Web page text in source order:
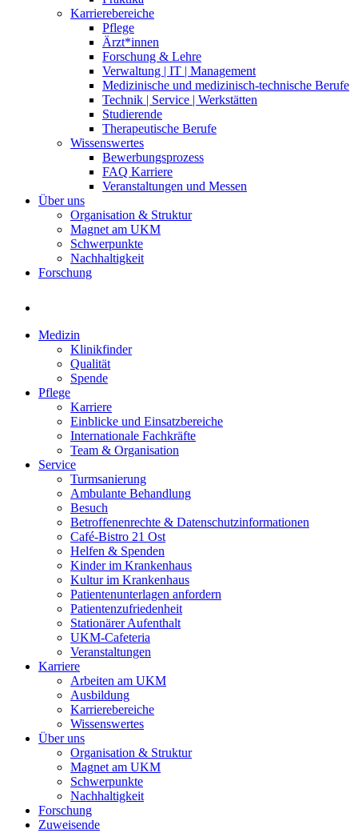
Karrierebereiche
Pflege
Ärzt*innen
Forschung & Lehre
Verwaltung | IT | Management
Medizinische und medizinisch-technische Berufe
Technik | Service | Werkstätten
Studierende
Therapeutische Berufe
Wissenswertes
Bewerbungsprozess
FAQ Karriere
Veranstaltungen und Messen
Über uns
Organisation & Struktur
Magnet am UKM
Schwerpunkte
Nachhaltigkeit
Forschung
Medizin
Klinikfinder
Qualität
Spende
Pflege
Karriere
Einblicke und Einsatzbereiche
Internationale Fachkräfte
Team & Organisation
Service
Turmsanierung
Ambulante Behandlung
Besuch
Betroffenenrechte & Datenschutzinformationen
Café-Bistro 21 Ost
Helfen & Spenden
Kinder im Krankenhaus
Kultur im Krankenhaus
Patientenunterlagen anfordern
Patientenzufriedenheit
Stationärer Aufenthalt
UKM-Cafeteria
Veranstaltungen
Karriere
Arbeiten am UKM
Ausbildung
Karrierebereiche
Wissenswertes
Über uns
Organisation & Struktur
Magnet am UKM
Schwerpunkte
Nachhaltigkeit
Forschung
Zuweisende